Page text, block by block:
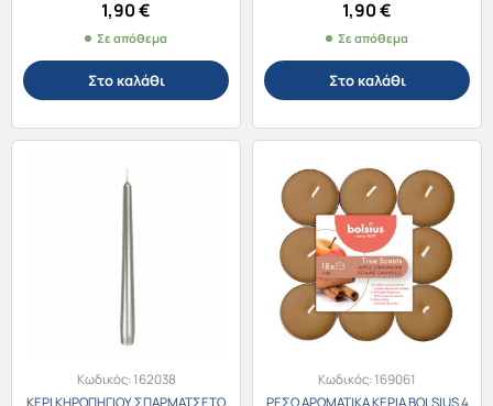
1,90€
Σε απόθεμα
Στο καλάθι
1,90€
Σε απόθεμα
Στο καλάθι
Κωδικός:162038
Κωδικός:169061